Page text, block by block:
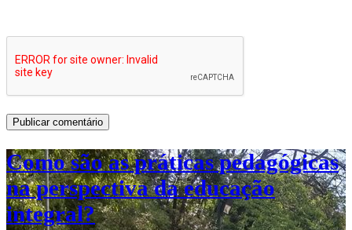
Como são as práticas pedagógicas
na perspectiva da educação
integral?